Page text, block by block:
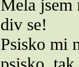
Mela
div se!
Psisko mi